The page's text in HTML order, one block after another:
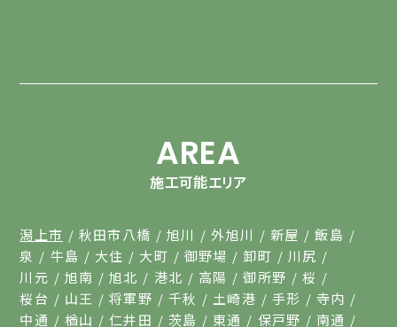
AREA
施工可能エリア
潟上市 秋田市八橋 旭川 外旭川 新屋
飯島
泉
牛島 大住 大町 御野場 卸町
川尻
川元
旭南 旭北 港北 高陽 御所野
桜
桜台
山王 将軍野 千秋 土崎港 手形
寺内
中通
楢山 仁井田 茨島 東通 保戸野 南通